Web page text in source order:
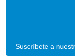
Suscríbete a